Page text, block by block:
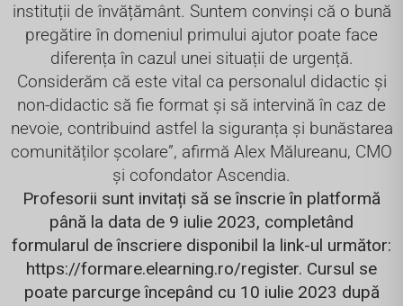
instituții de învățământ. Suntem convinși că o bună
pregătire în domeniul primului ajutor poate face
diferența în cazul unei situații de urgență.
Considerăm că este vital ca personalul didactic și
non-didactic să fie format și să intervină în caz de
nevoie, contribuind astfel la siguranța și bunăstarea
comunităților școlare”, afirmă Alex Mălureanu, CMO
și cofondator Ascendia.
Profesorii sunt invitați să se înscrie în platformă
până la data de 9 iulie 2023, completând
formularul de înscriere disponibil la link-ul următor:
https://formare.elearning.ro/register. Cursul se
poate parcurge începând cu 10 iulie 2023 după